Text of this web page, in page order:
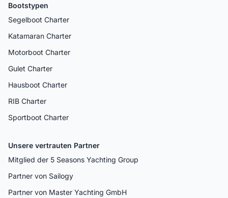
Bootstypen
Segelboot Charter
Katamaran Charter
Motorboot Charter
Gulet Charter
Hausboot Charter
RIB Charter
Sportboot Charter
Unsere vertrauten Partner
Mitglied der 5 Seasons Yachting Group
Partner von Sailogy
Partner von Master Yachting GmbH